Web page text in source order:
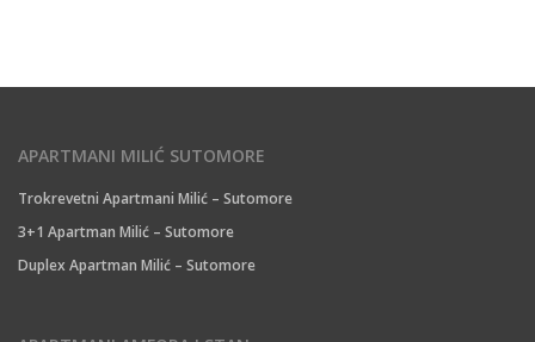
APARTMANI MILIĆ SUTOMORE
Trokrevetni Apartmani Milić – Sutomore
3+1 Apartman Milić – Sutomore
Duplex Apartman Milić – Sutomore